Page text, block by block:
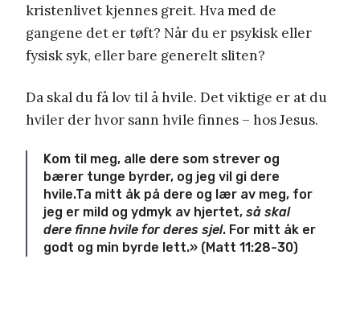
kristenlivet kjennes greit. Hva med de
gangene det er tøft? Når du er psykisk eller
fysisk syk, eller bare generelt sliten?
Da skal du få lov til å hvile. Det viktige er at du
hviler der hvor sann hvile finnes – hos Jesus.
Kom til meg, alle dere som strever og
bærer tunge byrder, og jeg vil gi dere
hvile.Ta mitt åk på dere og lær av meg, for
jeg er mild og ydmyk av hjertet, så skal
dere finne hvile for deres sjel. For mitt åk er
godt og min byrde lett.» (Matt 11:28-30)